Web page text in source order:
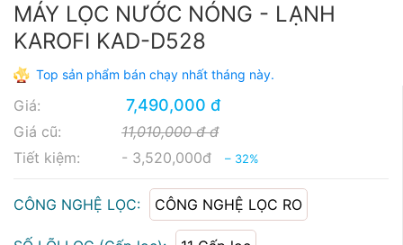
MÁY LỌC NƯỚC NÓNG - LẠNH
KAROFI KAD-D528
Top sản phẩm bán chạy nhất tháng này.
Giá: 7,490,000 đ
Giá cũ:
11,010,000 đ đ
Tiết kiệm:
- 3,520,000đ – 32%
CÔNG NGHỆ LỌC: CÔNG NGHỆ LỌC RO